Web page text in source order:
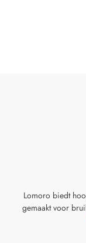
Lomoro biedt
gemaakt voor